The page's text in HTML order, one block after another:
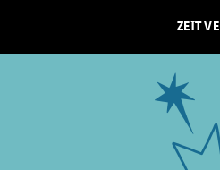
ZEIT